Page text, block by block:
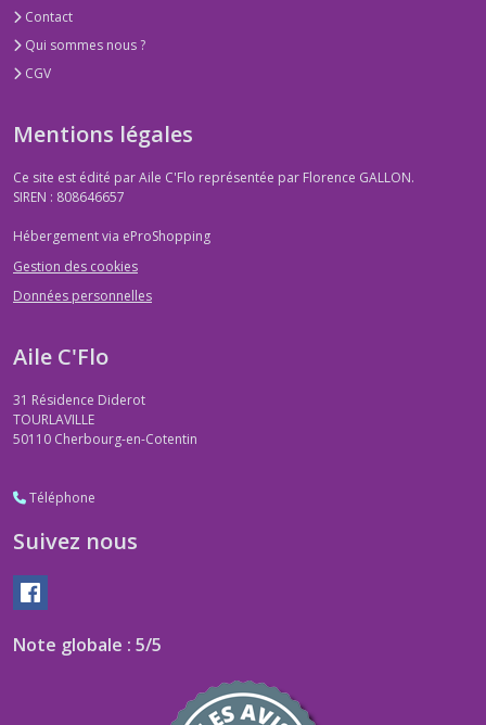
Contact
Qui sommes nous ?
CGV
Mentions légales
Ce site est édité par Aile C'Flo représentée par Florence GALLON.
SIREN : 808646657
Hébergement via eProShopping
Gestion des cookies
Données personnelles
Aile C'Flo
31 Résidence Diderot
TOURLAVILLE
50110 Cherbourg-en-Cotentin
Téléphone
Suivez nous
Note globale : 5/5